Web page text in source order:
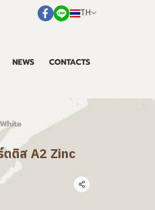
TH
NEWS CONTACTS
ติส A2 Zinc
แชร์